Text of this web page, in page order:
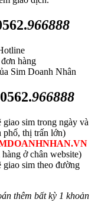
966888
hàng
Sim Doanh Nhân
0562.966888
giao sim trong ngày và
phố, thị trấn lớn)
ở chân website)
giao sim theo đường
thêm bất kỳ 1 khoản